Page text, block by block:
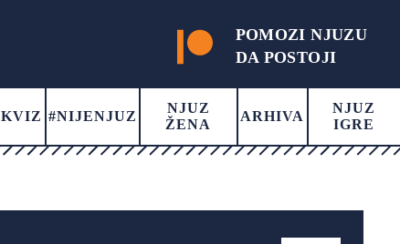
POMOZI NJUZU
DA POSTOJI
KVIZ #NIJENJUZ
NJUZ
ŽENA
ARHIVA
NJUZ
IGRE